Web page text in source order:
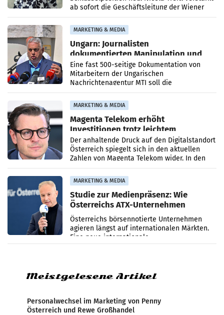
ab sofort die Geschäftsleitung der Wiener
PR-Agentur an der Seite von Josef Kalina und
Anna Kalina-Mahr.
MARKETING & MEDIA
Ungarn: Journalisten
dokumentierten Manipulation und
Zensur
Eine fast 500-seitige Dokumentation von
Mitarbeitern der Ungarischen
Nachrichtenagentur MTI soll die
systematische Nachrichten-Manipulation und
Zensur bei der Agentur während der Zeit
MARKETING & MEDIA
Magenta Telekom erhöht
Investitionen trotz leichtem
Umsatzrückgang
Der anhaltende Druck auf den Digitalstandort
Österreich spiegelt sich in den aktuellen
Zahlen von Magenta Telekom wider. In den
ersten sechs Monaten des laufenden Jahres
verzeichnete
MARKETING & MEDIA
Studie zur Medienpräsenz: Wie
Österreichs ATX-Unternehmen
international wahrgenommen
werden
Österreichs börsennotierte Unternehmen
agieren längst auf internationalen Märkten.
Eine neue internationale
Medienresonanzanalyse untersucht die
Meistgelesene Artikel
Personalwechsel im Marketing von Penny
Österreich und Rewe Großhandel